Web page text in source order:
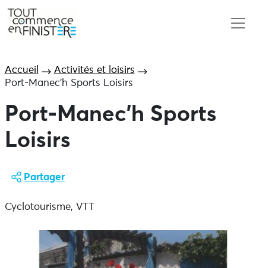
Accueil
Activités et loisirs
Port-Manec’h Sports Loisirs
Port-Manec’h Sports
Loisirs
Partager
Cyclotourisme, VTT